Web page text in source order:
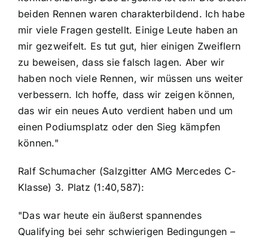
beiden Rennen waren charakterbildend. Ich habe
mir viele Fragen gestellt. Einige Leute haben an
mir gezweifelt. Es tut gut, hier einigen Zweiflern
zu beweisen, dass sie falsch lagen. Aber wir
haben noch viele Rennen, wir müssen uns weiter
verbessern. Ich hoffe, dass wir zeigen können,
das wir ein neues Auto verdient haben und um
einen Podiumsplatz oder den Sieg kämpfen
können."
Ralf Schumacher (Salzgitter AMG Mercedes C-
Klasse) 3. Platz (1:40,587):
"Das war heute ein äußerst spannendes
Qualifying bei sehr schwierigen Bedingungen –